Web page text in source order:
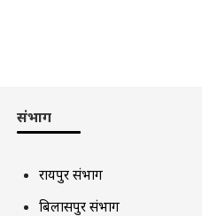
संभाग
रायपुर संभाग
बिलासपुर संभाग